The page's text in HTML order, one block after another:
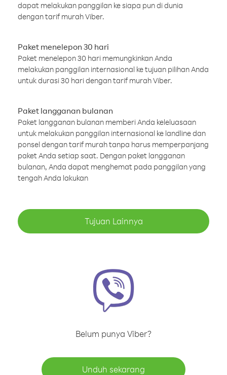
dapat melakukan panggilan ke siapa pun di dunia
dengan tarif murah Viber.
Paket menelepon 30 hari
Paket menelepon 30 hari memungkinkan Anda
melakukan panggilan internasional ke tujuan pilihan Anda
untuk durasi 30 hari dengan tarif murah Viber.
Paket langganan bulanan
Paket langganan bulanan memberi Anda keleluasaan
untuk melakukan panggilan internasional ke landline dan
ponsel dengan tarif murah tanpa harus memperpanjang
paket Anda setiap saat. Dengan paket langganan
bulanan, Anda dapat menghemat pada panggilan yang
tengah Anda lakukan
Tujuan Lainnya
Belum punya Viber?
Unduh sekarang